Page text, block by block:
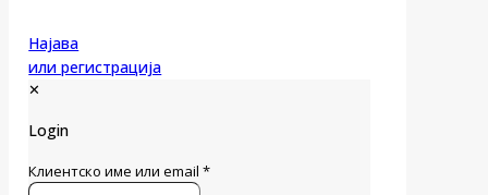
Најава
или регистрација
✕
Login
Клиентско име или email*